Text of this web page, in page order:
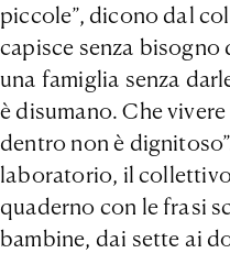
piccole”, dicono dal
capisce senza
una famiglia senza
è disumano. Che
dentro non è
laboratorio, il
quaderno con le frasi
bambine, dai sette ai